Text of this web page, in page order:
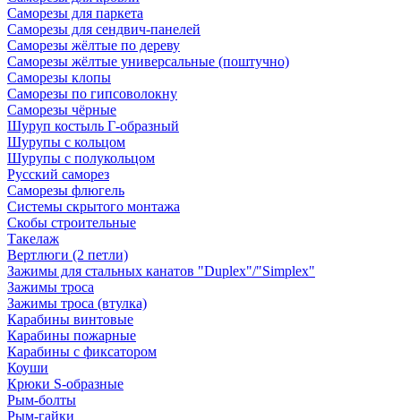
Саморезы для паркета
Саморезы для сендвич-панелей
Саморезы жёлтые по дереву
Саморезы жёлтые универсальные (поштучно)
Саморезы клопы
Саморезы по гипсоволокну
Саморезы чёрные
Шуруп костыль Г-образный
Шурупы с кольцом
Шурупы с полукольцом
Русский саморез
Саморезы флюгель
Системы скрытого монтажа
Скобы строительные
Такелаж
Вертлюги (2 петли)
Зажимы для стальных канатов "Duplex"/"Simplex"
Зажимы троса
Зажимы троса (втулка)
Карабины винтовые
Карабины пожарные
Карабины с фиксатором
Коуши
Крюки S-образные
Рым-болты
Рым-гайки